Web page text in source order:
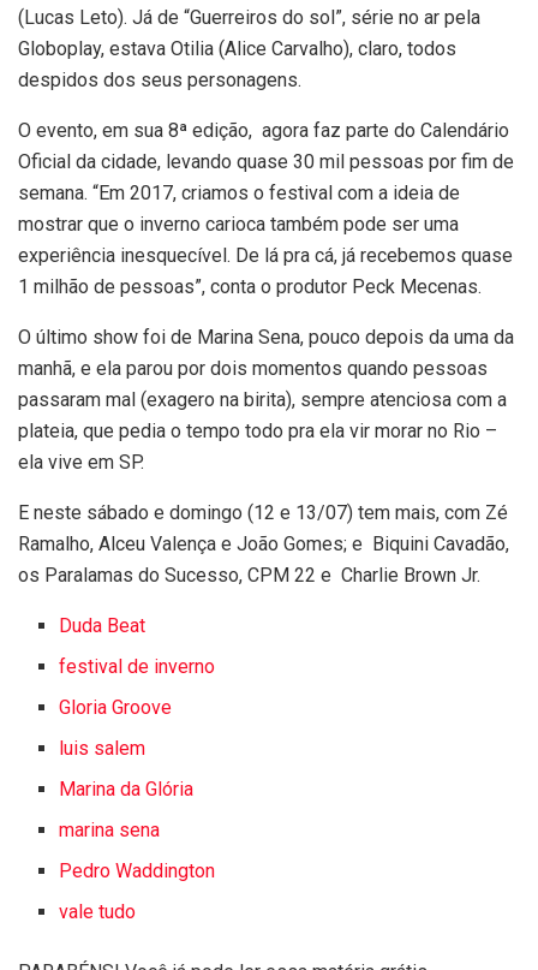
(Lucas Leto). Já de “Guerreiros do sol”, série no ar pela
Globoplay, estava Otilia (Alice Carvalho), claro, todos
despidos dos seus personagens.
O evento, em sua 8ª edição, agora faz parte do Calendário
Oficial da cidade, levando quase 30 mil pessoas por fim de
semana. “Em 2017, criamos o festival com a ideia de
mostrar que o inverno carioca também pode ser uma
experiência inesquecível. De lá pra cá, já recebemos quase
1 milhão de pessoas”, conta o produtor Peck Mecenas.
O último show foi de Marina Sena, pouco depois da uma da
manhã, e ela parou por dois momentos quando pessoas
passaram mal (exagero na birita), sempre atenciosa com a
plateia, que pedia o tempo todo pra ela vir morar no Rio –
ela vive em SP.
E neste sábado e domingo (12 e 13/07) tem mais, com Zé
Ramalho, Alceu Valença e João Gomes; e Biquini Cavadão,
os Paralamas do Sucesso, CPM 22 e Charlie Brown Jr.
Duda Beat
festival de inverno
Gloria Groove
luis salem
Marina da Glória
marina sena
Pedro Waddington
vale tudo